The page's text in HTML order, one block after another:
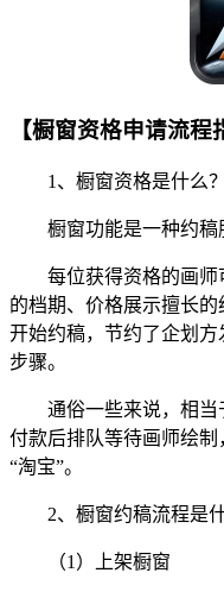
【橱窗资格申请流程
1、橱窗资格是什么？
橱窗功能是一种约稿
每位获得资格的画师
的档期、价格展示擅长
开始约稿，节约了企划
步骤。
通俗一些来说，相当
付款后排队等待画师绘
“淘宝”。
2、橱窗约稿流程是什
（1）上架橱窗